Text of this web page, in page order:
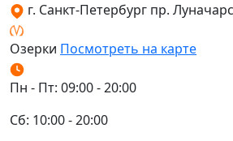
г. Санкт-Петербург пр.
Озерки Посмотреть на карте
Пн - Пт: 09:00 - 20:00
Сб: 10:00 - 20:00